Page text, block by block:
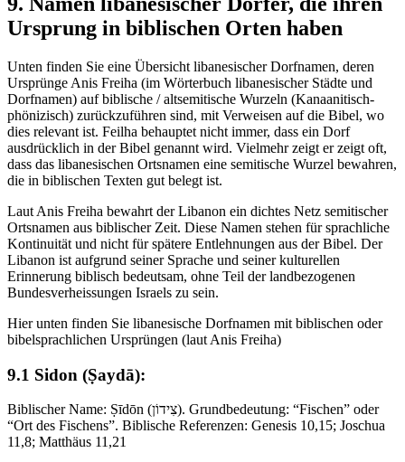
Ursprung in biblischen Orten haben
Unten finden Sie eine Übersicht libanesischer Dorfnamen, deren
Ursprünge Anis Freiha (im Wörterbuch libanesischer Städte und
Dorfnamen) auf biblische / altsemitische Wurzeln (Kanaanitisch-
phönizisch) zurückzuführen sind, mit Verweisen auf die Bibel, wo
dies relevant ist. Feilha behauptet nicht immer, dass ein Dorf
ausdrücklich in der Bibel genannt wird. Vielmehr zeigt er zeigt oft,
dass das libanesischen Ortsnamen eine semitische Wurzel bewahren,
die in biblischen Texten gut belegt ist.
Laut Anis Freiha bewahrt der Libanon ein dichtes Netz semitischer
Ortsnamen aus biblischer Zeit. Diese Namen stehen für sprachliche
Kontinuität und nicht für spätere Entlehnungen aus der Bibel. Der
Libanon ist aufgrund seiner Sprache und seiner kulturellen
Erinnerung biblisch bedeutsam, ohne Teil der landbezogenen
Bundesverheissungen Israels zu sein.
Hier unten finden Sie libanesische Dorfnamen mit biblischen oder
bibelsprachlichen Ursprüngen (laut Anis Freiha)
9.1 Sidon (Ṣaydā):
Biblischer Name: Ṣīdōn (צִידוֹן). Grundbedeutung: “Fischen” oder
“Ort des Fischens”. Biblische Referenzen: Genesis 10,15; Joschua
11,8; Matthäus 11,21